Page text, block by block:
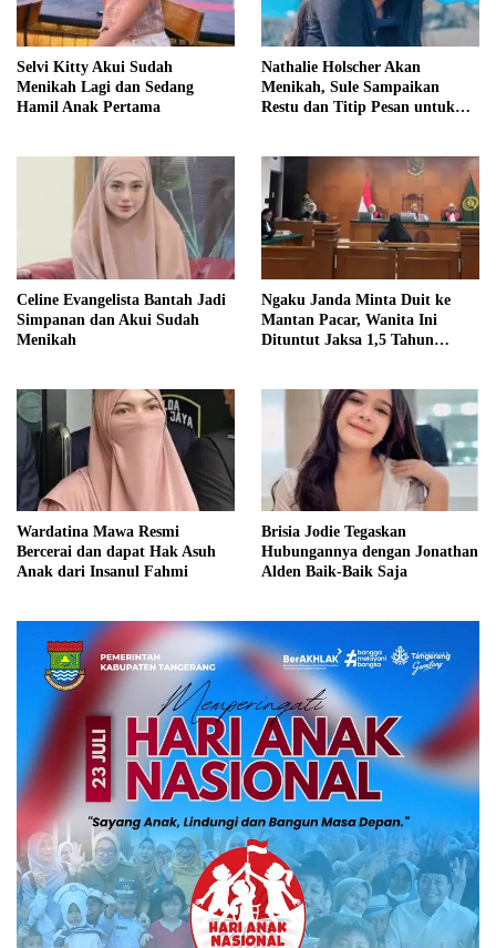
Selvi Kitty Akui Sudah
Menikah Lagi dan Sedang
Hamil Anak Pertama
Nathalie Holscher Akan
Menikah, Sule Sampaikan
Restu dan Titip Pesan untuk
Celine Evangelista Bantah Jadi
Simpanan dan Akui Sudah
Menikah
Ngaku Janda Minta Duit ke
Mantan Pacar, Wanita Ini
Dituntut Jaksa 1,5 Tahun
Wardatina Mawa Resmi
Bercerai dan dapat Hak Asuh
Anak dari Insanul Fahmi
Brisia Jodie Tegaskan
Hubungannya dengan Jonathan
Alden Baik-Baik Saja